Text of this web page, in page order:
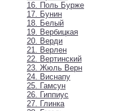
16. Поль Бурже
17. Бунин
18. Белый
19. Вербицкая
20. Верди
21. Верлен
22. Вертинский
23. Жюль Верн
24. Виснапу
25. Гамсун
26. Гиппиус
27. Глинка